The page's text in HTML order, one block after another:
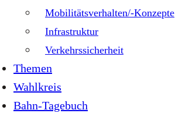
Mobilitätsverhalten/-Konzepte
Infrastruktur
Verkehrssicherheit
Themen
Wahlkreis
Bahn-Tagebuch